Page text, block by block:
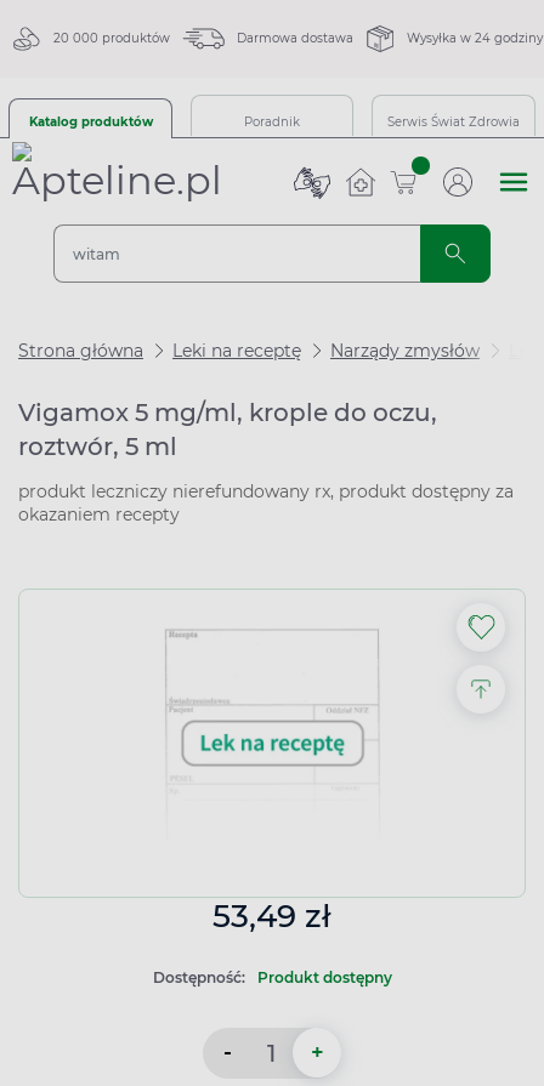
20 000 produktów Darmowa dostawa Wysyłka w 24 godziny
Katalog produktów Poradnik Serwis Świat Zdrowia
sztuk
Strona główna Leki na receptę Narządy zmysłów
Vigamox 5 mg/ml, krople do oczu,
roztwór, 5 ml
produkt leczniczy nierefundowany rx, produkt dostępny za
okazaniem recepty
53,49 zł
Dostępność: Produkt dostępny
- +